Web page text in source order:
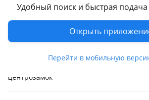
Удобный поиск и быстрая
Открыть
Перейти в мобильную
Руль
Слева
Цвет
Растаможен в Казахстане
Да
багажник, фаркоп , велюр , ГУР, ABS,
центрозамок